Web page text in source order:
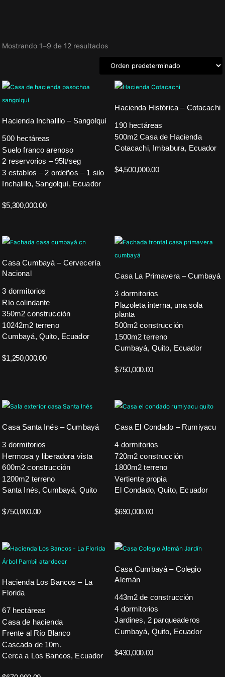
Mostrando 1–9 de 12 resultados
Hacienda Inchalillo – Sangolquí
500 hectáreas
Suelo franco arenoso
2 reservorios – 95lt/seg
3 establos – 2 ordeños – 1 silo
Inchalillo, Sangolquí, Ecuador
$5,300,000.00
Hacienda Histórica – Cotacachi
190 hectáreas
500m2 Casa de Hacienda
Cotacachi, Imbabura, Ecuador
$4,500,000.00
Casa Cumbayá – Cervecería
Nacional
3 dormitorios
Río colindante
350m2 construcción
10242m2 terreno
Cumbayá, Quito, Ecuador
$1,250,000.00
Casa La Primavera – Cumbayá
3 dormitorios
Plazoleta interna, una sola
planta
500m2 construcción
1500m2 terreno
Cumbayá, Quito, Ecuador
$750,000.00
Casa Santa Inés – Cumbayá
3 dormitorios
Hermosa y liberadora vista
600m2 construcción
1200m2 terreno
Santa Inés, Cumbayá, Quito
$750,000.00
Casa El Condado – Rumiyacu
4 dormitorios
720m2 construcción
1800m2 terreno
Vertiente propia
El Condado, Quito, Ecuador
$690,000.00
Hacienda Los Bancos – La
Florida
67 hectáreas
Casa de hacienda
Frente al Río Blanco
Cascada de 10m.
Cerca a Los Bancos, Ecuador
Casa Cumbayá – Colegio
Alemán
443m2 de construcción
4 dormitorios
Jardines, 2 parqueaderos
Cumbayá, Quito, Ecuador
$430,000.00